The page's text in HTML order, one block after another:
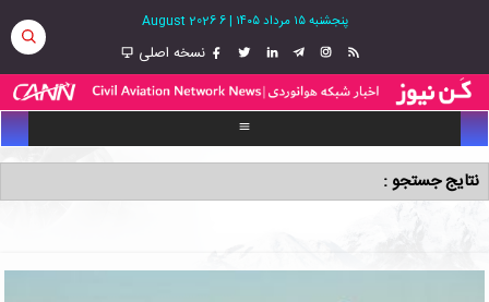
پنجشنبه ۱۵ مرداد ۱۴۰۵ |
6 August 2026
نسخه اصلی
نتایج جستجو :